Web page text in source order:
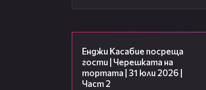
Енджи Касабие посреща
гости | Черешката на
тортата | 31 юли 2026 |
Част 2